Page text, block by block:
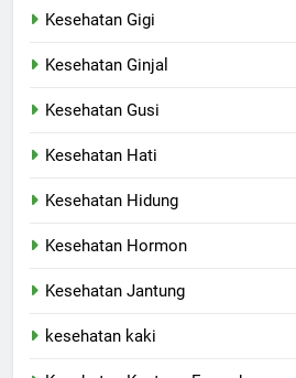
Kesehatan Gigi
Kesehatan Ginjal
Kesehatan Gusi
Kesehatan Hati
Kesehatan Hidung
Kesehatan Hormon
Kesehatan Jantung
kesehatan kaki